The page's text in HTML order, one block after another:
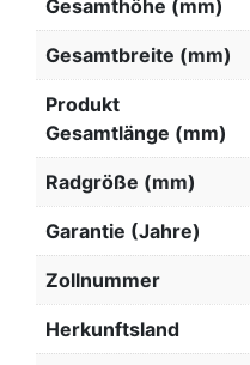
Gesamthöhe (mm)
Gesamtbreite (mm)
Produkt
Gesamtlänge (mm)
Radgröße (mm)
Garantie (Jahre)
Zollnummer
Herkunftsland